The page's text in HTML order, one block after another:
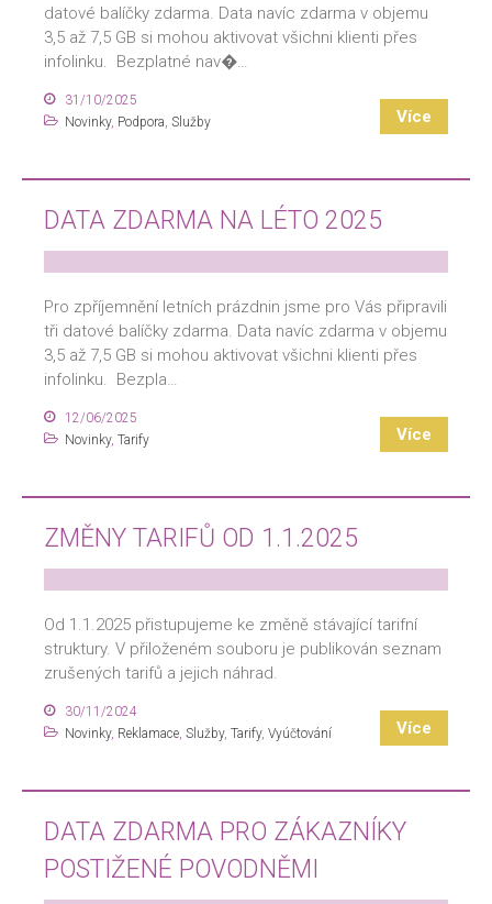
datové balíčky zdarma. Data navíc zdarma v objemu
3,5 až 7,5 GB si mohou aktivovat všichni klienti přes
infolinku. Bezplatné nav�…
31/10/2025
Novinky, Podpora, Služby Více
DATA ZDARMA NA LÉTO 2025
Pro zpříjemnění letních prázdnin jsme pro Vás připravili
tři datové balíčky zdarma. Data navíc zdarma v objemu
3,5 až 7,5 GB si mohou aktivovat všichni klienti přes
infolinku. Bezpla…
12/06/2025
Novinky, Tarify Více
ZMĚNY TARIFŮ OD 1.1.2025
Od 1.1.2025 přistupujeme ke změně stávající tarifní
struktury. V přiloženém souboru je publikován seznam
zrušených tarifů a jejich náhrad.
30/11/2024
Novinky, Reklamace, Služby, Tarify, Vyúčtování Více
DATA ZDARMA PRO ZÁKAZNÍKY
POSTIŽENÉ POVODNĚMI